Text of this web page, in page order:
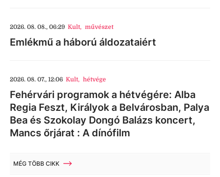
2026. 08. 08., 06:29 Kult, művészet
Emlékmű a háború áldozataiért
2026. 08. 07., 12:06 Kult, hétvége
Fehérvári programok a hétvégére: Alba
Regia Feszt, Királyok a Belvárosban, Palya
Bea és Szokolay Dongó Balázs koncert,
Mancs őrjárat : A dínófilm
MÉG TÖBB CIKK